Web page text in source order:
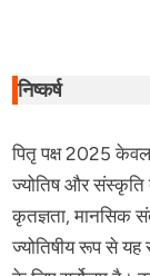
निष्कर्ष
पितृ पक्ष 2025 केवल
ज्योतिष और संस्कृति
कृतज्ञता, मानसिक
ज्योतिषीय रूप से यह